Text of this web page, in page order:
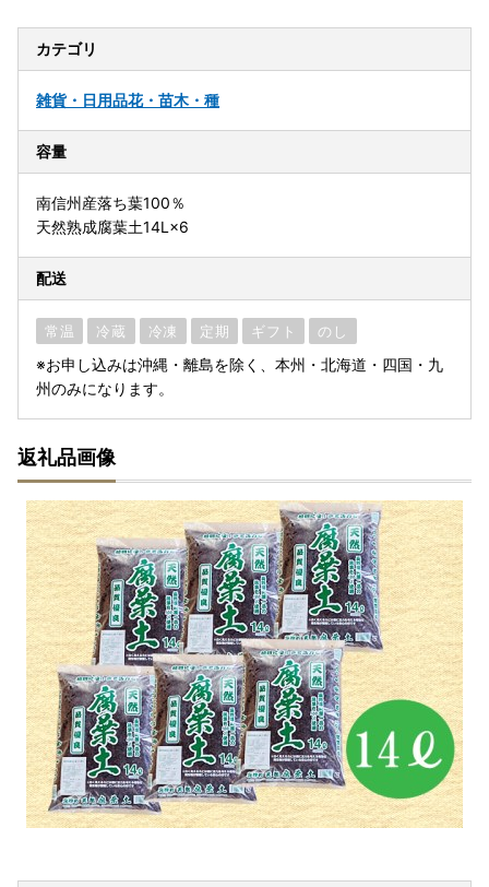
カテゴリ
雑貨・日用品花・苗木・種
容量
南信州産落ち葉100％
天然熟成腐葉土14L×6
配送
常温 冷蔵 冷凍 定期 ギフト のし
※お申し込みは沖縄・離島を除く、本州・北海道・四国・九
州のみになります。
返礼品画像